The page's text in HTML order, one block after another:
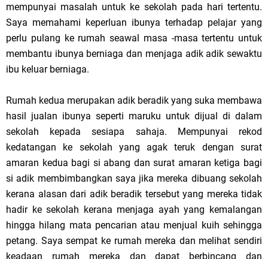
mempunyai masalah untuk ke sekolah pada hari tertentu.
Saya memahami keperluan ibunya terhadap pelajar yang
perlu pulang ke rumah seawal masa -masa tertentu untuk
membantu ibunya berniaga dan menjaga adik adik sewaktu
ibu keluar berniaga.
Rumah kedua merupakan adik beradik yang suka membawa
hasil jualan ibunya seperti maruku untuk dijual di dalam
sekolah kepada sesiapa sahaja. Mempunyai rekod
kedatangan ke sekolah yang agak teruk dengan surat
amaran kedua bagi si abang dan surat amaran ketiga bagi
si adik membimbangkan saya jika mereka dibuang sekolah
kerana alasan dari adik beradik tersebut yang mereka tidak
hadir ke sekolah kerana menjaga ayah yang kemalangan
hingga hilang mata pencarian atau menjual kuih sehingga
petang. Saya sempat ke rumah mereka dan melihat sendiri
keadaan rumah mereka dan dapat berbincang dan